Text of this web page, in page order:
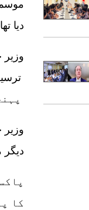
دیا
دیگر
کا